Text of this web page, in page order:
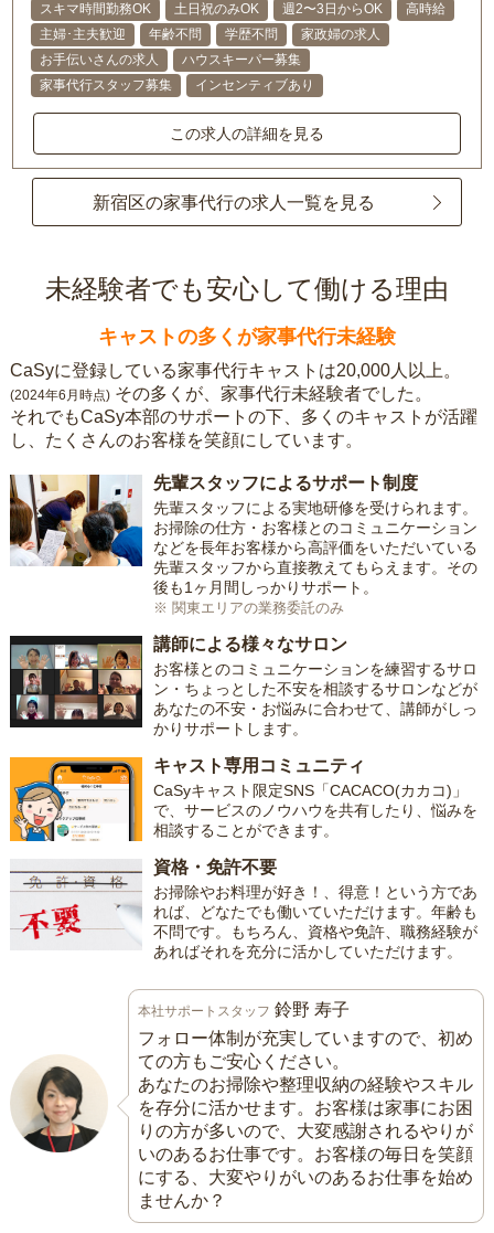
スキマ時間勤務OK 土日祝のみOK 週2〜3日からOK
高時給
主婦･主夫歓迎
年齢不問 学歴不問
家政婦の求人
お手伝いさんの求人
ハウスキーパー募集
家事代行スタッフ募集
インセンティブあり
この求人の詳細を見る
新宿区の家事代行の求人一覧を見る
未経験者でも安心して働ける理由
キャストの多くが家事代行未経験
CaSyに登録している家事代行キャストは20,000人以上。
(2024年6月時点) その多くが、家事代行未経験者でした。
それでもCaSy本部のサポートの下、多くのキャストが活躍
し、たくさんのお客様を笑顔にしています。
先輩スタッフによるサポート制度
先輩スタッフによる実地研修を受けられます。
お掃除の仕方・お客様とのコミュニケーション
などを長年お客様から高評価をいただいている
先輩スタッフから直接教えてもらえます。その
後も1ヶ月間しっかりサポート。
※ 関東エリアの業務委託のみ
講師による様々なサロン
お客様とのコミュニケーションを練習するサロ
ン・ちょっとした不安を相談するサロンなどが
あなたの不安・お悩みに合わせて、講師がしっ
かりサポートします。
キャスト専用コミュニティ
CaSyキャスト限定SNS「CACACO(カカコ)」
で、サービスのノウハウを共有したり、悩みを
相談することができます。
資格・免許不要
お掃除やお料理が好き！、得意！という方であ
れば、どなたでも働いていただけます。年齢も
不問です。もちろん、資格や免許、職務経験が
あればそれを充分に活かしていただけます。
本社サポートスタッフ 鈴野 寿子
フォロー体制が充実していますので、初め
ての方もご安心ください。
あなたのお掃除や整理収納の経験やスキル
を存分に活かせます。お客様は家事にお困
りの方が多いので、大変感謝されるやりが
いのあるお仕事です。お客様の毎日を笑顔
にする、大変やりがいのあるお仕事を始め
ませんか？